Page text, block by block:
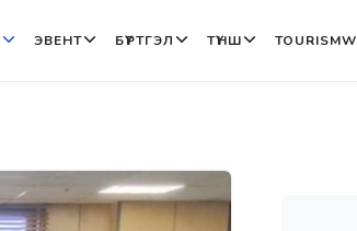
ЭВЕНТ БҮРТГЭЛ ТҮНШ TOURISMW